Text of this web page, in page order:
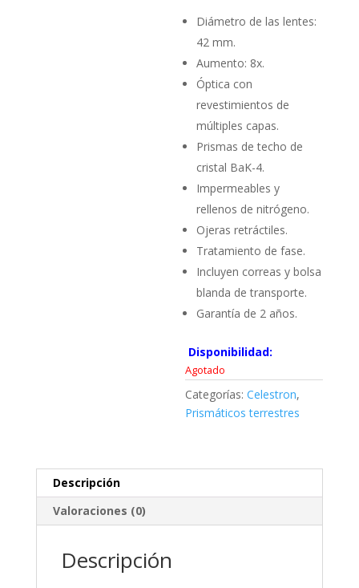
Diámetro de las lentes:
42 mm.
Aumento: 8x.
Óptica con
revestimientos de
múltiples capas.
Prismas de techo de
cristal BaK-4.
Impermeables y
rellenos de nitrógeno.
Ojeras retráctiles.
Tratamiento de fase.
Incluyen correas y bolsa
blanda de transporte.
Garantía de 2 años.
Disponibilidad:
Agotado
Categorías:Celestron,
Prismáticos terrestres
Descripción
Valoraciones (0)
Descripción